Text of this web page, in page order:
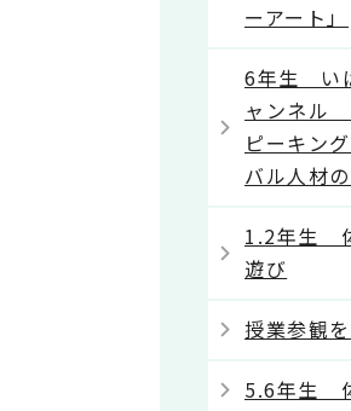
ーアート」
6年生 い
ャンネル
ピーキン
バル人材の
1.2年生
遊び
授業参観
5.6年生